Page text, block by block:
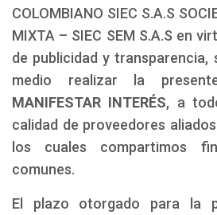
COLOMBIANO SIEC S.A.S
MIXTA – SIEC SEM S.A.S en
de publicidad y
medio realizar la
MANIFESTAR INTERÉS, a
calidad de proveedores
los cuales compartimos
comunes.
El plazo otorgado para la